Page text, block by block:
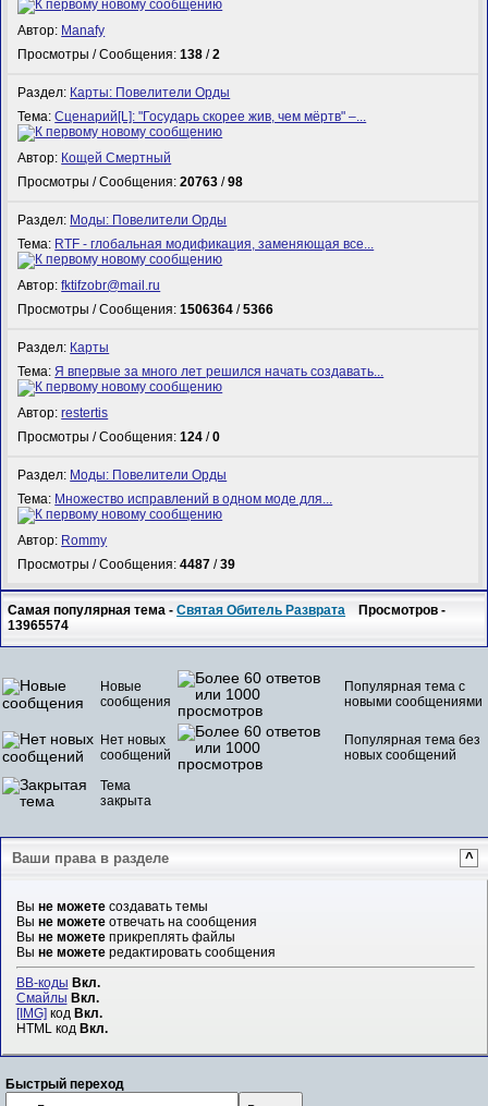
Автор: Manafy
Просмотры / Сообщения:138 /2
Раздел: Карты: Повелители Орды
Тема:Сценарий[L]: "Государь скорее жив, чем мёртв" –...
Автор: Кощей Смертный
Просмотры / Сообщения:20763 /98
Раздел: Моды: Повелители Орды
Тема: RTF - глобальная модификация, заменяющая все...
Автор:fktifzobr@mail.ru
Просмотры / Сообщения:1506364 /5366
Раздел: Карты
Тема:Я впервые за много лет решился начать создавать...
Автор:restertis
Просмотры / Сообщения:124 /0
Раздел: Моды: Повелители Орды
Тема: Множество исправлений в одном моде для...
Автор: Rommy
Просмотры / Сообщения:4487 /39
Самая популярная тема -Святая Обитель Разврата Просмотров -
13965574
Новые
сообщения
Популярная тема с
новыми сообщениями
Нет новых
сообщений
Популярная тема без
новых сообщений
Тема
закрыта
Ваши права в разделе ^
Вы не можетесоздавать темы
Вы не можетеотвечать на сообщения
Вы не можетеприкреплять файлы
Вы не можетередактировать сообщения
BB-коды Вкл.
Смайлы Вкл.
[IMG]код Вкл.
HTML код Вкл.
Быстрый переход